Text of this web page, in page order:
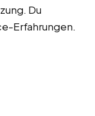
Du
Erfahrungen.